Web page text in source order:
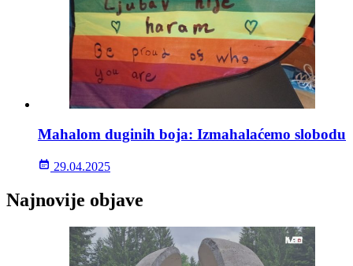
Mahalom duginih boja: Izmahalaćemo slobodu
29.04.2025
Najnovije objave